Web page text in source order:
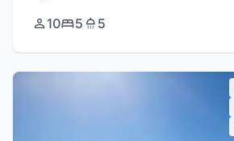
10 5 5